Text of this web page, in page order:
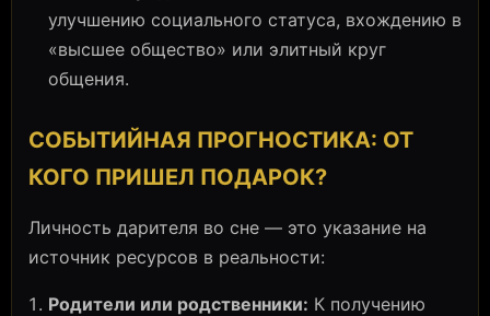
улучшению социального статуса, вхождению в
«высшее общество» или элитный круг
общения.
СОБЫТИЙНАЯ ПРОГНОСТИКА: ОТ
КОГО ПРИШЕЛ ПОДАРОК?
Личность дарителя во сне — это указание на
источник ресурсов в реальности:
Родители или родственники: К получению